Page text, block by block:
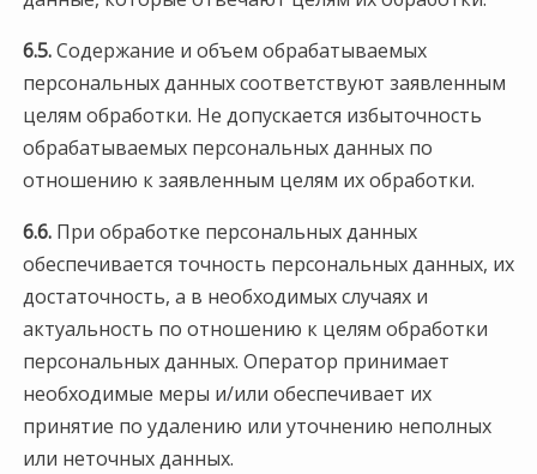
6.5.Содержание и объем обрабатываемых
персональных данных соответствуют заявленным
целям обработки. Не допускается избыточность
обрабатываемых персональных данных по
отношению к заявленным целям их обработки.
6.6. При обработке персональных данных
обеспечивается точность персональных данных, их
достаточность, а в необходимых случаях и
актуальность по отношению к целям обработки
персональных данных. Оператор принимает
необходимые меры и/или обеспечивает их
принятие по удалению или уточнению неполных
или неточных данных.